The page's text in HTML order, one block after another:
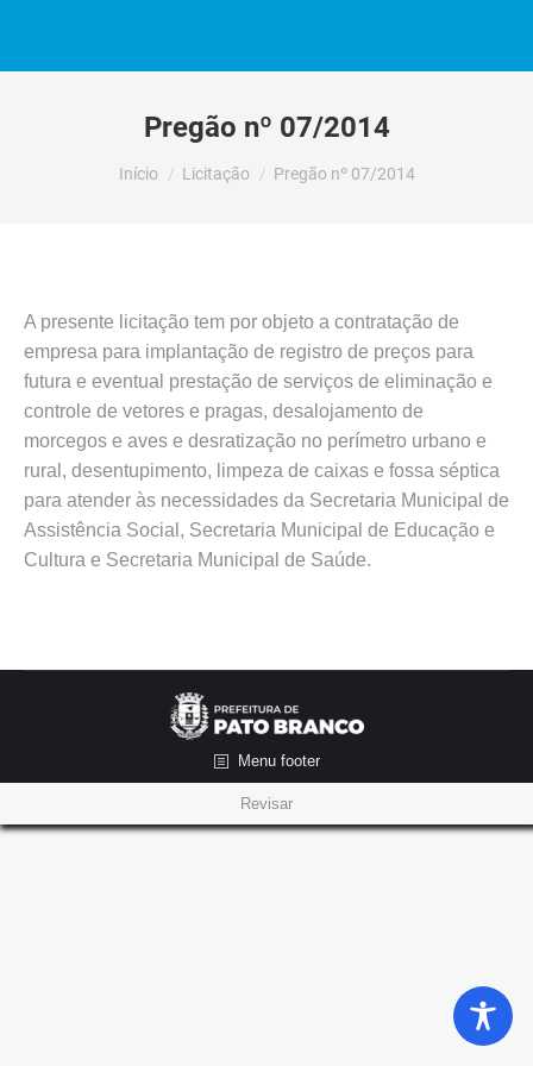
Pregão nº 07/2014
Você está aqui:
Início Licitação Pregão nº 07/2014
A presente licitação tem por objeto a contratação de
empresa para implantação de registro de preços para
futura e eventual prestação de serviços de eliminação e
controle de vetores e pragas, desalojamento de
morcegos e aves e desratização no perímetro urbano e
rural, desentupimento, limpeza de caixas e fossa séptica
para atender às necessidades da Secretaria Municipal de
Assistência Social, Secretaria Municipal de Educação e
Cultura e Secretaria Municipal de Saúde.
Menu footer
Revisar